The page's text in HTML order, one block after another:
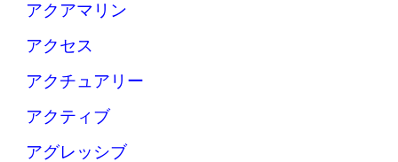
アクアマリン
アクセス
アクチュアリー
アクティブ
アグレッシブ